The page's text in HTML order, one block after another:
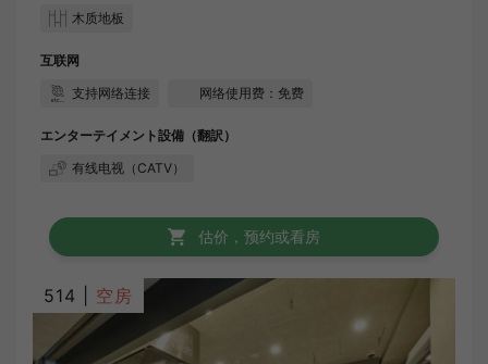
木质地板
互联网
支持网络连接
网络使用费：免费
エンターテイメント設備（翻訳）
有线电视（CATV）
估价，预约或看房
514 | 空房